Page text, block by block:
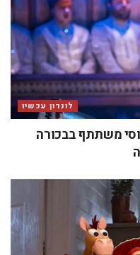
לונדון עכשיו
משתתף בבכורה